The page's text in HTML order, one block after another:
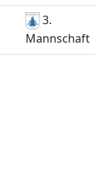
3.
Mannschaft